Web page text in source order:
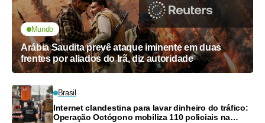
Mundo
Arábia Saudita prevê ataque iminente em duas
frentes por aliados do Irã, diz autoridade
Brasil
Internet clandestina para lavar dinheiro do tráfico:
Operação Octógono mobiliza 110 policiais na